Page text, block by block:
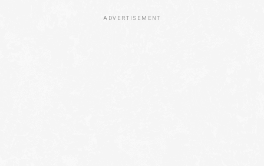
ADVERTISEMENT